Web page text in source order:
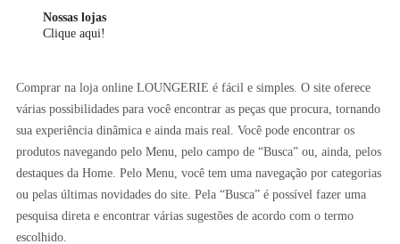
Nossas lojas
Clique aqui!
Comprar na loja online LOUNGERIE é fácil e simples. O site oferece
várias possibilidades para você encontrar as peças que procura, tornando
sua experiência dinâmica e ainda mais real. Você pode encontrar os
produtos navegando pelo Menu, pelo campo de “Busca” ou, ainda, pelos
destaques da Home. Pelo Menu, você tem uma navegação por categorias
ou pelas últimas novidades do site. Pela “Busca” é possível fazer uma
pesquisa direta e encontrar várias sugestões de acordo com o termo
escolhido.